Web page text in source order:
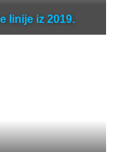
linije iz 2019.